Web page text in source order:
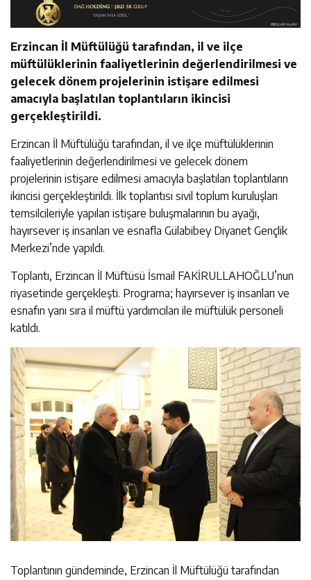
Erzincan İl Müftülüğü tarafından, il ve ilçe
müftülüklerinin faaliyetlerinin değerlendirilmesi ve
gelecek dönem projelerinin istişare edilmesi
amacıyla başlatılan toplantıların ikincisi
gerçekleştirildi.
Erzincan İl Müftülüğü tarafından, il ve ilçe müftülüklerinin
faaliyetlerinin değerlendirilmesi ve gelecek dönem
projelerinin istişare edilmesi amacıyla başlatılan toplantıların
ikincisi gerçekleştirildi. İlk toplantısı sivil toplum kuruluşları
temsilcileriyle yapılan istişare buluşmalarının bu ayağı,
hayırsever iş insanları ve esnafla Gülabibey Diyanet Gençlik
Merkezi’nde yapıldı.
Toplantı, Erzincan İl Müftüsü İsmail FAKİRULLAHOĞLU’nun
riyasetinde gerçekleşti. Programa; hayırsever iş insanları ve
esnafın yanı sıra il müftü yardımcıları ile müftülük personeli
katıldı.
Toplantının gündeminde, Erzincan İl Müftülüğü tarafından